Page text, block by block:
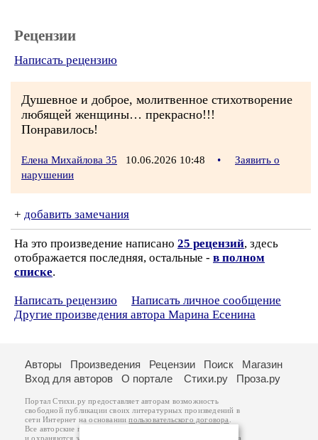
Рецензии
Написать рецензию
Душевное и доброе, молитвенное стихотворение
любящей женщины… прекрасно!!!
Понравилось!
Елена Михайлова 35 10.06.2026 10:48 •
Заявить о
нарушении
+ добавить замечания
На это произведение написано 25 рецензий, здесь
отображается последняя, остальные - в полном
списке.
Написать рецензию
Написать личное сообщение
Другие произведения автора Марина Есенина
Авторы Произведения Рецензии Поиск
Магазин
Вход для авторов
О портале Стихи.ру Проза.ру
Портал Стихи.ру предоставляет авторам возможность
свободной публикации своих литературных произведений в
сети Интернет на основаниипользовательского договора
Все авторские права на произведения принадлежат авторам
и охраняются законом . Перепечатка произведений возможна